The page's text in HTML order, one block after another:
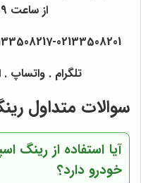
از ساعت 9 الی 17 می باشد )
02133508201
تلگرام . واتساپ .
سوالات متداول
آیا استفاده از
خودرو دارد؟